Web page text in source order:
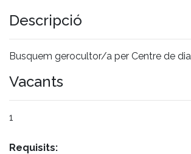
Descripció
Busquem gerocultor/a per Centre de dia
Vacants
1
Requisits: